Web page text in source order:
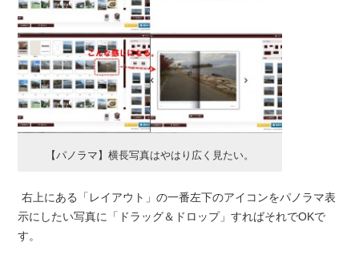
【パノラマ】横長写真はやはり広く見たい。
右上にある「レイアウト」の一番左下のアイコンをパノラマ表
示にしたい写真に「ドラッグ＆ドロップ」すればそれでOKで
す。